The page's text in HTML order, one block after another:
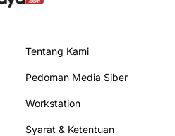
Tentang Kami
Pedoman Media Siber
Workstation
Syarat & Ketentuan